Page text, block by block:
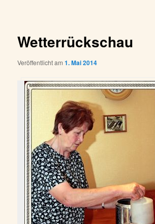
Wetterrückschau
Veröffentlicht am1. Mai 2014